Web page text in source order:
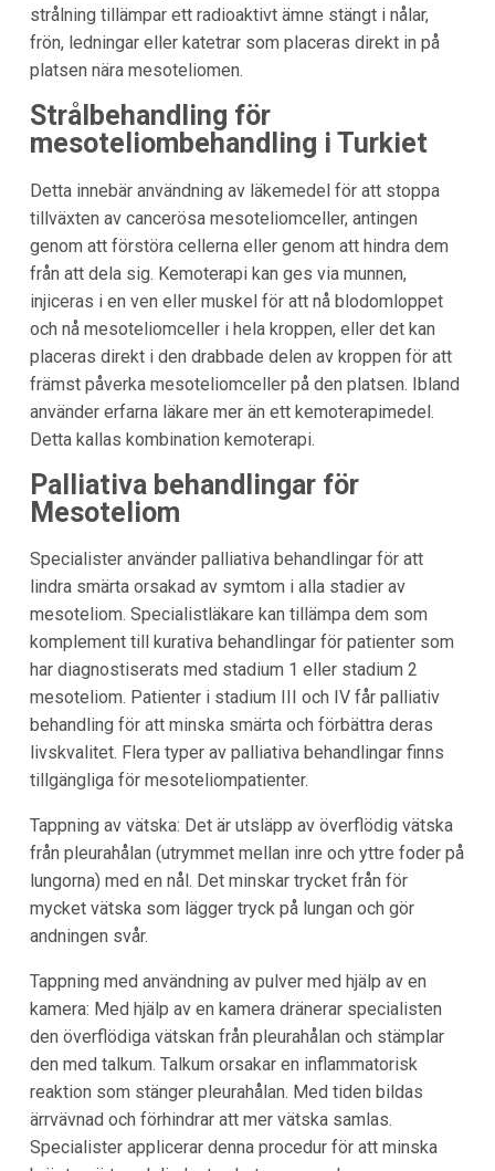
strålning tillämpar ett radioaktivt ämne stängt i nålar,
frön, ledningar eller katetrar som placeras direkt in på
platsen nära mesoteliomen.
Strålbehandling för
mesoteliombehandling i Turkiet
Detta innebär användning av läkemedel för att stoppa
tillväxten av cancerösa mesoteliomceller, antingen
genom att förstöra cellerna eller genom att hindra dem
från att dela sig. Kemoterapi kan ges via munnen,
injiceras i en ven eller muskel för att nå blodomloppet
och nå mesoteliomceller i hela kroppen, eller det kan
placeras direkt i den drabbade delen av kroppen för att
främst påverka mesoteliomceller på den platsen. Ibland
använder erfarna läkare mer än ett kemoterapimedel.
Detta kallas kombination kemoterapi.
Palliativa behandlingar för
Mesoteliom
Specialister använder palliativa behandlingar för att
lindra smärta orsakad av symtom i alla stadier av
mesoteliom. Specialistläkare kan tillämpa dem som
komplement till kurativa behandlingar för patienter som
har diagnostiserats med stadium 1 eller stadium 2
mesoteliom. Patienter i stadium III och IV får palliativ
behandling för att minska smärta och förbättra deras
livskvalitet. Flera typer av palliativa behandlingar finns
tillgängliga för mesoteliompatienter.
Tappning av vätska: Det är utsläpp av överflödig vätska
från pleurahålan (utrymmet mellan inre och yttre foder på
lungorna) med en nål. Det minskar trycket från för
mycket vätska som lägger tryck på lungan och gör
andningen svår.
Tappning med användning av pulver med hjälp av en
kamera: Med hjälp av en kamera dränerar specialisten
den överflödiga vätskan från pleurahålan och stämplar
den med talkum. Talkum orsakar en inflammatorisk
reaktion som stänger pleurahålan. Med tiden bildas
ärrvävnad och förhindrar att mer vätska samlas.
Specialister applicerar denna procedur för att minska